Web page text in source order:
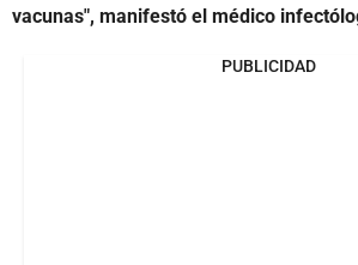
vacunas", manifestó el médico
PUBLICIDAD